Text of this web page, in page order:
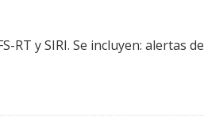
y SIRI. Se incluyen: alertas de